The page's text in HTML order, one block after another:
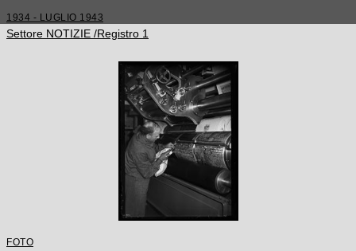
1934 - LUGLIO 1943
Settore NOTIZIE /Registro 1
FOTO